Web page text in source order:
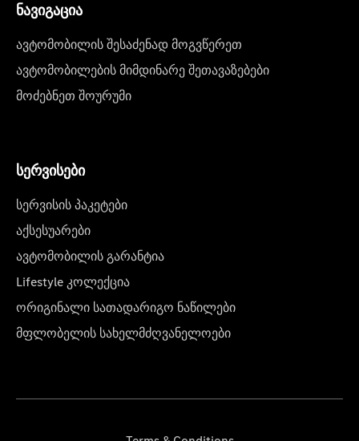
ნავიგაცია
ავტომობილის შესაძენად მოგვწერეთ
ავტომობილების მიმდინარე შეთავაზებები
მოძებნეთ შოურუმი
სერვისები
სერვისის პაკეტები
აქსესუარები
ავტომობილის გარანტია
Lifestyle კოლექცია
ორიგინალი სათადარიგო ნაწილები
მფლობელის სახელმძღვანელოები